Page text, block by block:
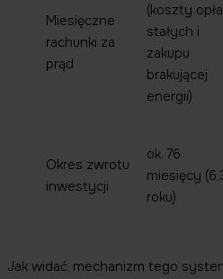
Miesięczne
rachunki za
prąd
(koszty
stałych i
zakupu
brakującej
energii)
Okres zwrotu
inwestycji
ok. 76
miesięcy
roku)
Jak widać, mechanizm tego